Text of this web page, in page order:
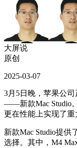
大屏说
原创
2025-03-07
3月5日晚，苹果公
——新款Mac Studio
更在性能上实现了重
新款Mac Studio提供
选择。其中，M4